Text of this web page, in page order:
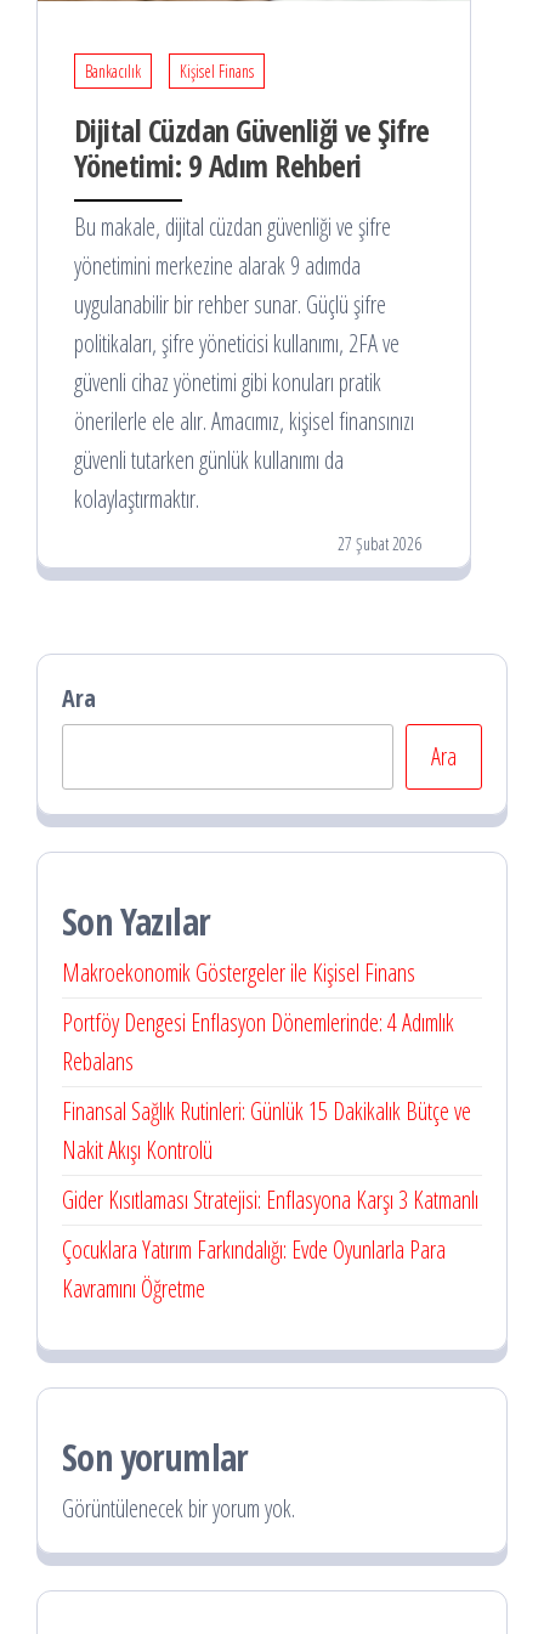
Bankacılık Kişisel Finans
Dijital Cüzdan Güvenliği ve Şifre
Yönetimi: 9 Adım Rehberi
Bu makale, dijital cüzdan güvenliği ve şifre
yönetimini merkezine alarak 9 adımda
uygulanabilir bir rehber sunar. Güçlü şifre
politikaları, şifre yöneticisi kullanımı, 2FA ve
güvenli cihaz yönetimi gibi konuları pratik
önerilerle ele alır. Amacımız, kişisel finansınızı
güvenli tutarken günlük kullanımı da
kolaylaştırmaktır.
27 Şubat 2026
Ara
Ara
Son Yazılar
Makroekonomik Göstergeler ile Kişisel Finans
Portföy Dengesi Enflasyon Dönemlerinde: 4 Adımlık
Rebalans
Finansal Sağlık Rutinleri: Günlük 15 Dakikalık Bütçe ve
Nakit Akışı Kontrolü
Gider Kısıtlaması Stratejisi: Enflasyona Karşı 3 Katmanlı
Çocuklara Yatırım Farkındalığı: Evde Oyunlarla Para
Kavramını Öğretme
Son yorumlar
Görüntülenecek bir yorum yok.